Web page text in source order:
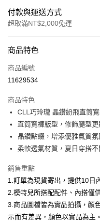
付款與運送方式
超取滿NT$2,000免運
信用卡一次付款
信用卡分期付款
合作金庫商業銀行
華南商業銀行
上海商業儲蓄銀行
國泰世華商業銀行
臺灣中小企業銀行
聯邦商業銀行
元大商業銀行
台新國際商業銀行
台灣樂天信用卡公司
超商取貨付款
LINE Pay
Apple Pay
悠遊付
Google Pay
大哥付你分期
商品特色
商品編號
11629534
商品特色
CLL巧玲瓏 晶鑽紛飛直筒
直筒寬褲版型，修飾腿型
晶鑽點綴，增添優雅氣質氛
柔軟透氣材質，夏日穿搭不
銷售重點
1.訂單為現貨寄出，提供10日
2.模特兒所搭配配件、內搭僅
3.商品圖檔皆為實品拍攝，顏
示而有差異，顏色以實品為主。